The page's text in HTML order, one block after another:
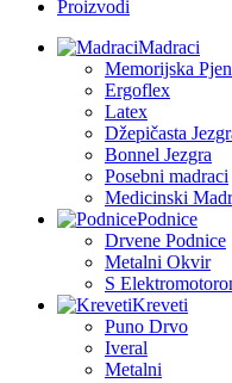
Proizvodi
Madraci
Memorijska
Ergoflex
Latex
Džepičasta
Bonnel Jezgra
Posebni madraci
Medicinski
Podnice
Drvene Podnice
Metalni Okvir
S
Kreveti
Puno Drvo
Iveral
Metalni